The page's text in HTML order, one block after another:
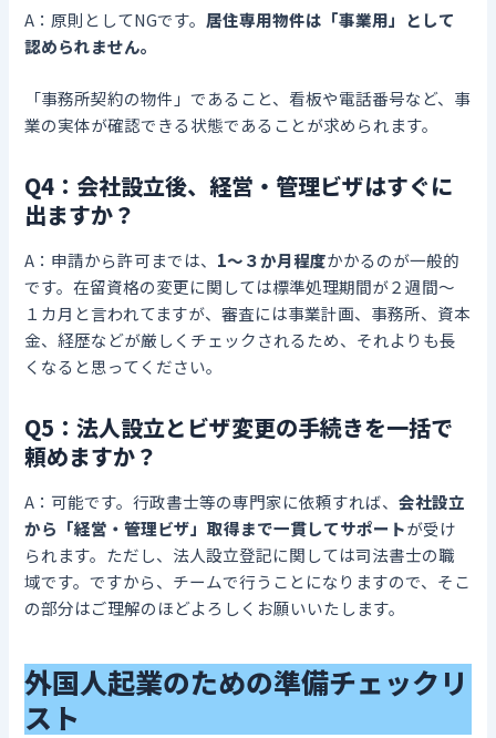
A：原則としてNGです。 居住専用物件は「事業用」として
認められません。
「事務所契約の物件」であること、看板や電話番号など、事
業の実体が確認できる状態であることが求められます。
Q4：会社設立後、経営・管理ビザはすぐに
出ますか？
A：申請から許可までは、 1～３か月程度かかるのが一般的
です。在留資格の変更に関しては標準処理期間が２週間～
１カ月と言われてますが、審査には事業計画、事務所、資本
金、経歴などが厳しくチェックされるため、それよりも長
くなると思ってください。
Q5：法人設立とビザ変更の手続きを一括で
頼めますか？
A：可能です。行政書士等の専門家に依頼すれば、会社設立
から「経営・管理ビザ」取得まで一貫してサポートが受け
られます。ただし、法人設立登記に関しては司法書士の職
域です。ですから、チームで行うことになりますので、そこ
の部分はご理解のほどよろしくお願いいたします。
外国人起業のための準備チェックリ
スト